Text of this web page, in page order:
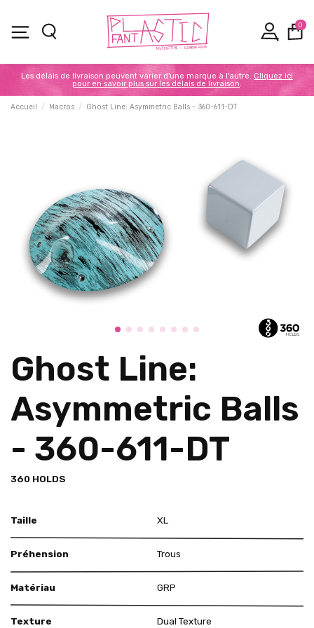
0
Les délais de livraison peuvent varier d'une marque à l'autre. Cliquez ici
pour en savoir plus sur les délais de livraison.
Accueil Macros Ghost Line: Asymmetric Balls - 360-611-DT
Ghost Line:
Asymmetric Balls
- 360-611-DT
360 HOLDS
Taille XL
Préhension Trous
Matériau GRP
Texture Dual Texture